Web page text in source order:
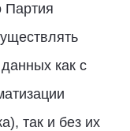
Партия
как с
так и без их